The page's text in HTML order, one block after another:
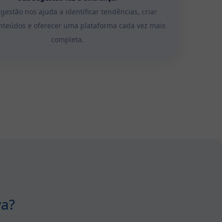
nos ajuda a identificar tendências, criar
e oferecer uma plataforma cada vez mais
completa.